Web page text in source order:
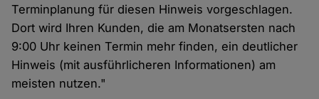
Terminplanung für diesen Hinweis vorgeschlagen.
Dort wird Ihren Kunden, die am Monatsersten nach
9:00 Uhr keinen Termin mehr finden, ein deutlicher
Hinweis (mit ausführlicheren Informationen) am
meisten nutzen."